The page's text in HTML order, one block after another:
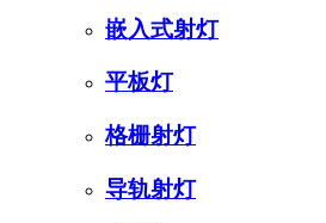
嵌入式射灯
平板灯
格栅射灯
导轨射灯